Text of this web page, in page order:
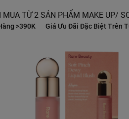
MUA TỪ 2 SẢN PHẨM MAKE UP/
Giá Ưu Đãi Đặc Biệt Trên Từng Sản